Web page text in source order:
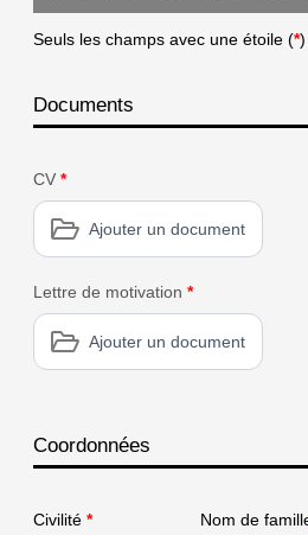
Seuls les champs avec une étoile (*)
Documents
CV *
Ajouter un document
Lettre de motivation *
Ajouter un document
Coordonnées
Civilité * Nom de